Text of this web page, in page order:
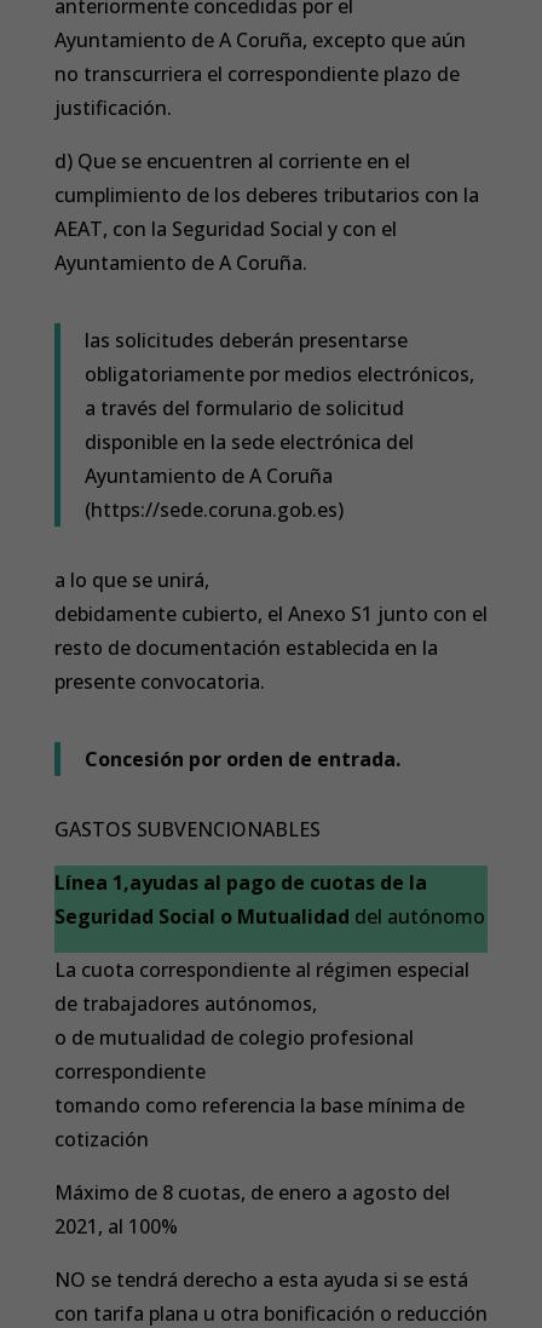
anteriormente concedidas por el
Ayuntamiento de A Coruña, excepto que aún
no transcurriera el correspondiente plazo de
justificación.
d) Que se encuentren al corriente en el
cumplimiento de los deberes tributarios con la
AEAT, con la Seguridad Social y con el
Ayuntamiento de A Coruña.
las solicitudes deberán presentarse
obligatoriamente por medios electrónicos,
a través del formulario de solicitud
disponible en la sede electrónica del
Ayuntamiento de A Coruña
(https://sede.coruna.gob.es)
a lo que se unirá,
debidamente cubierto, el Anexo S1 junto con el
resto de documentación establecida en la
presente convocatoria.
Concesión por orden de entrada.
GASTOS SUBVENCIONABLES
Línea 1,ayudas al pago de cuotas de la
Seguridad Social o Mutualidad del autónomo
La cuota correspondiente al régimen especial
de trabajadores autónomos,
o de mutualidad de colegio profesional
correspondiente
tomando como referencia la base mínima de
cotización
Máximo de 8 cuotas, de enero a agosto del
2021, al 100%
NO se tendrá derecho a esta ayuda si se está
con tarifa plana u otra bonificación o reducción